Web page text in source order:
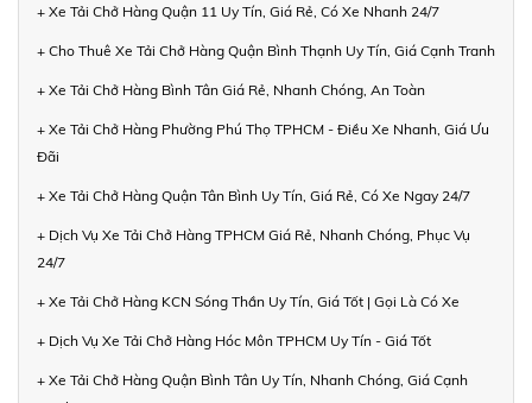
+ Xe Tải Chở Hàng Quận 11 Uy Tín, Giá Rẻ, Có Xe Nhanh 24/7
+ Cho Thuê Xe Tải Chở Hàng Quận Bình Thạnh Uy Tín, Giá Cạnh Tranh
+ Xe Tải Chở Hàng Bình Tân Giá Rẻ, Nhanh Chóng, An Toàn
+ Xe Tải Chở Hàng Phường Phú Thọ TPHCM - Điều Xe Nhanh, Giá Ưu
Đãi
+ Xe Tải Chở Hàng Quận Tân Bình Uy Tín, Giá Rẻ, Có Xe Ngay 24/7
+ Dịch Vụ Xe Tải Chở Hàng TPHCM Giá Rẻ, Nhanh Chóng, Phục Vụ
24/7
+ Xe Tải Chở Hàng KCN Sóng Thần Uy Tín, Giá Tốt | Gọi Là Có Xe
+ Dịch Vụ Xe Tải Chở Hàng Hóc Môn TPHCM Uy Tín - Giá Tốt
+ Xe Tải Chở Hàng Quận Bình Tân Uy Tín, Nhanh Chóng, Giá Cạnh